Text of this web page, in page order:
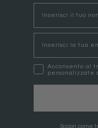
nome
Email
marketing
Acconsento al
personalizzate
Scopri come